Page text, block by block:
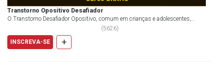
Transtorno Opositivo Desafiador
O Transtorno Desafiador Opositivo, comum em crianças e adolescentes,
necessita de habilidade e conhecimento...
(5626)
INSCREVA-SE
+